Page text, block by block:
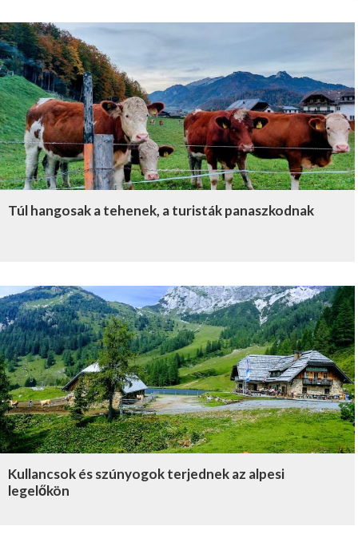
Túl hangosak a tehenek, a turisták panaszkodnak
Kullancsok és szúnyogok terjednek az alpesi
legelőkön